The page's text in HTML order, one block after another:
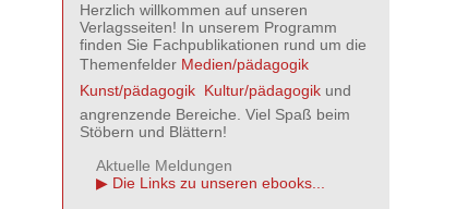
Herzlich willkommen auf unseren
Verlagsseiten! In unserem Programm
finden Sie Fachpublikationen rund um die
Themenfelder Medien/pädagogik
Kunst/pädagogik Kultur/pädagogik und
angrenzende Bereiche. Viel Spaß beim
Stöbern und Blättern!
Aktuelle Meldungen
Die Links zu unseren ebooks...